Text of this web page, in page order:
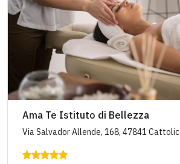
Ama Te Istituto di Bellezza
Via Salvador Allende, 168, 47841